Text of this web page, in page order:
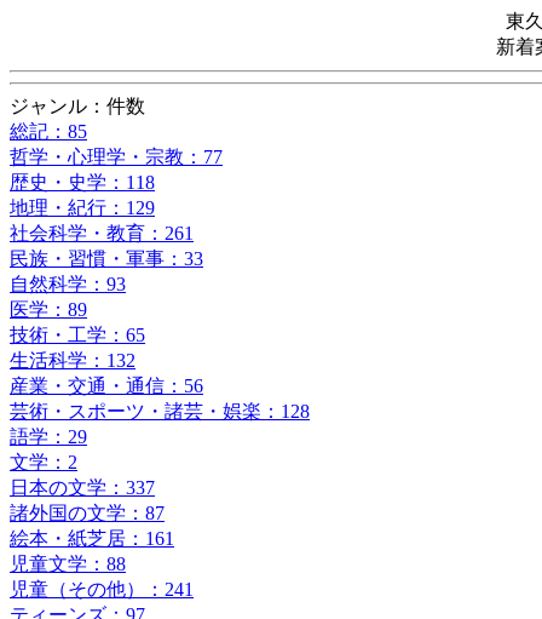
東
新着
ジャンル：件数
総記：85
哲学・心理学・宗教：77
歴史・史学：118
地理・紀行：129
社会科学・教育：261
民族・習慣・軍事：33
自然科学：93
医学：89
技術・工学：65
生活科学：132
産業・交通・通信：56
芸術・スポーツ・諸芸・娯楽：128
語学：29
文学：2
日本の文学：337
諸外国の文学：87
絵本・紙芝居：161
児童文学：88
児童（その他）：241
ティーンズ：97